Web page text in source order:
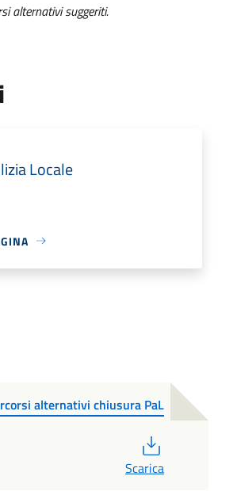
alternativi suggeriti.
Locale
alternativi chiusura PaL
Scarica